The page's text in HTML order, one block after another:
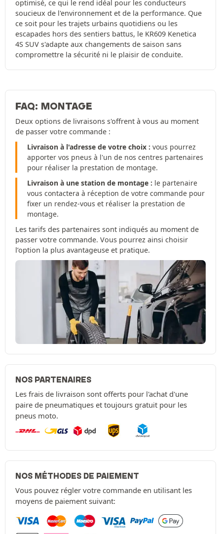
optimisé, ce qui le rend idéal pour les conducteurs
soucieux de l'environnement et de la performance. Que
ce soit pour les trajets urbains quotidiens ou les
escapades hors des sentiers battus, le KR609 Kenetica
4S SUV s'adapte aux changements de saison sans
compromettre la sécurité ni le plaisir de conduite.
FAQ: MONTAGE
Deux options de livraisons s'offrent à vous au moment
de passer votre commande :
Livraison à l'adresse de votre choix : vous pourrez
apporter vos pneus à l'un de nos centres partenaires
pour réaliser la prestation de montage.
Livraison à une station de montage : le partenaire
vous contactera à réception de votre commande pour
fixer un rendez-vous et réaliser la prestation de
montage.
Les tarifs des partenaires sont indiqués au moment de
passer votre commande. Vous pourrez ainsi choisir
l’option la plus avantageuse et pratique.
NOS PARTENAIRES
Les frais de livraison sont offerts pour l'achat d'une
paire de pneumatiques et toujours gratuit pour les
pneus moto.
NOS MÉTHODES DE PAIEMENT
Vous pouvez régler votre commande en utilisant les
moyens de paiement suivant: